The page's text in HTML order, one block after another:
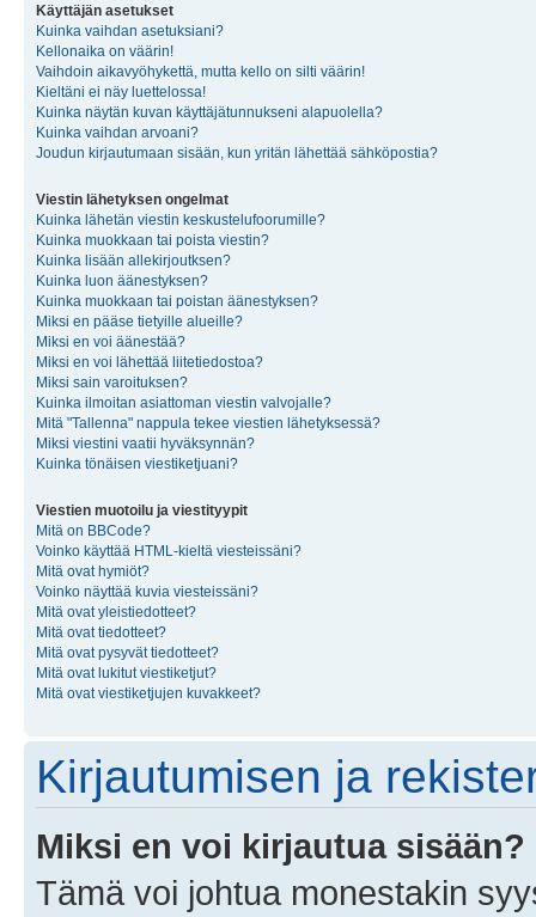
Käyttäjän asetukset
Kuinka vaihdan asetuksiani?
Kellonaika on väärin!
Vaihdoin aikavyöhykettä, mutta kello on silti väärin!
Kieltäni ei näy luettelossa!
Kuinka näytän kuvan käyttäjätunnukseni alapuolella?
Kuinka vaihdan arvoani?
Joudun kirjautumaan sisään, kun yritän lähettää sähköpostia?
Viestin lähetyksen ongelmat
Kuinka lähetän viestin keskustelufoorumille?
Kuinka muokkaan tai poista viestin?
Kuinka lisään allekirjoutksen?
Kuinka luon äänestyksen?
Kuinka muokkaan tai poistan äänestyksen?
Miksi en pääse tietyille alueille?
Miksi en voi äänestää?
Miksi en voi lähettää liitetiedostoa?
Miksi sain varoituksen?
Kuinka ilmoitan asiattoman viestin valvojalle?
Mitä "Tallenna" nappula tekee viestien lähetyksessä?
Miksi viestini vaatii hyväksynnän?
Kuinka tönäisen viestiketjuani?
Viestien muotoilu ja viestityypit
Mitä on BBCode?
Voinko käyttää HTML-kieltä viesteissäni?
Mitä ovat hymiöt?
Voinko näyttää kuvia viesteissäni?
Mitä ovat yleistiedotteet?
Mitä ovat tiedotteet?
Mitä ovat pysyvät tiedotteet?
Mitä ovat lukitut viestiketjut?
Mitä ovat viestiketjujen kuvakkeet?
Kirjautumisen ja
Miksi en voi kirjautua sisään?
Tämä voi johtua monestakin